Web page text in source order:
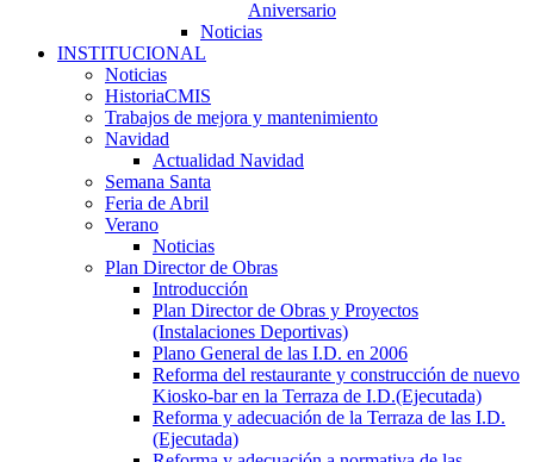
Aniversario
Noticias
INSTITUCIONAL
Noticias
HistoriaCMIS
Trabajos de mejora y mantenimiento
Navidad
Actualidad Navidad
Semana Santa
Feria de Abril
Verano
Noticias
Plan Director de Obras
Introducción
Plan Director de Obras y Proyectos
(Instalaciones Deportivas)
Plano General de las I.D. en 2006
Reforma del restaurante y construcción de nuevo
Kiosko-bar en la Terraza de I.D.(Ejecutada)
Reforma y adecuación de la Terraza de las I.D.
(Ejecutada)